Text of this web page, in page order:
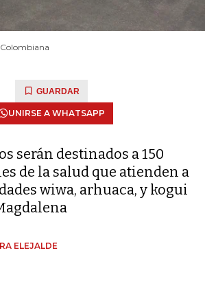
GUARDAR
UNIRSE A WHATSAPP
serán destinados a 150
de la salud que atienden a
wiwa, arhuaca, y kogui
ELEJALDE